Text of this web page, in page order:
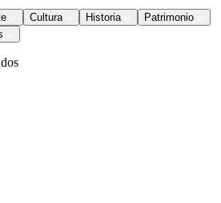
Cultura Historia
Patrimonio